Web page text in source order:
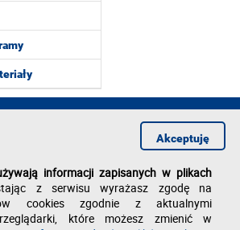
stosowanej
informacji zapisanych w plikach
z serwisu wyrażasz zgodę na
cookies zgodnie z aktualnymi
które możesz zmienić w
Akceptuję